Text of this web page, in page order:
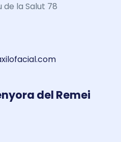
la Salut 78
del Remei